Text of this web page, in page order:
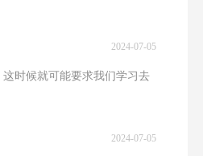
2024-07-05
时候就可能要求我们学习去
2024-07-05